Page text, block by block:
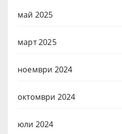
май 2025
март 2025
ноември 2024
октомври 2024
юли 2024